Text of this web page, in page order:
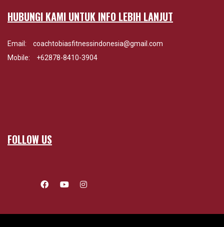
HUBUNGI KAMI UNTUK INFO LEBIH LANJUT
Email:
coachtobiasfitnessindonesia@gmail.com
Mobile:
+62878-8410-3904
FOLLOW US